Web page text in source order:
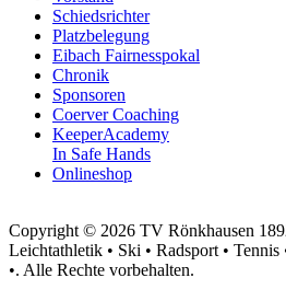
Schiedsrichter
Platzbelegung
Eibach Fairnesspokal
Chronik
Sponsoren
Coerver Coaching
KeeperAcademy
In Safe Hands
Onlineshop
Copyright © 2026 TV Rönkhausen
Leichtathletik • Ski • Radsport •
•. Alle Rechte vorbehalten.